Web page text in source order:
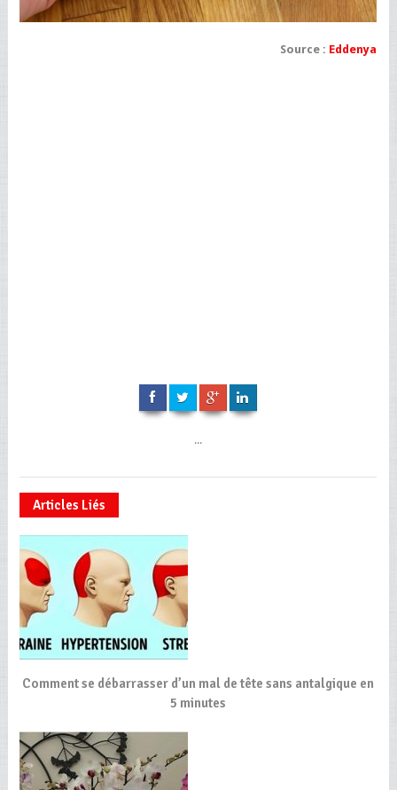
Source : Eddenya
...
Articles Liés
Comment se débarrasser d’un mal de tête sans antalgique en
5 minutes